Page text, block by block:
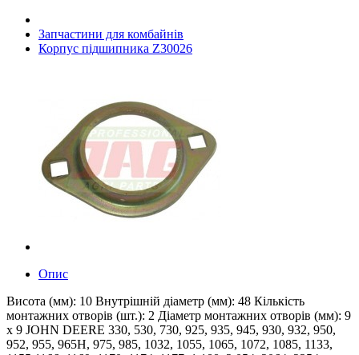
Запчастини для комбайнів
Корпус підшипника Z30026
Опис
Висота (мм): 10 Внутрішній діаметр (мм): 48 Кількість
монтажних отворів (шт.): 2 Діаметр монтажних отворів (мм): 9
х 9 JOHN DEERE 330, 530, 730, 925, 935, 945, 930, 932, 950,
952, 955, 965H, 975, 985, 1032, 1055, 1065, 1072, 1085, 1133,